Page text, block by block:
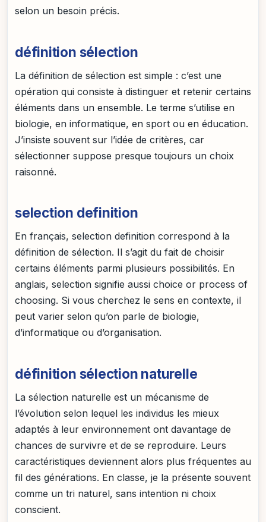
selon un besoin précis.
définition sélection
La définition de sélection est simple : c’est une
opération qui consiste à distinguer et retenir certains
éléments dans un ensemble. Le terme s’utilise en
biologie, en informatique, en sport ou en éducation.
J’insiste souvent sur l’idée de critères, car
sélectionner suppose presque toujours un choix
raisonné.
selection definition
En français, selection definition correspond à la
définition de sélection. Il s’agit du fait de choisir
certains éléments parmi plusieurs possibilités. En
anglais, selection signifie aussi choice or process of
choosing. Si vous cherchez le sens en contexte, il
peut varier selon qu’on parle de biologie,
d’informatique ou d’organisation.
définition sélection naturelle
La sélection naturelle est un mécanisme de
l’évolution selon lequel les individus les mieux
adaptés à leur environnement ont davantage de
chances de survivre et de se reproduire. Leurs
caractéristiques deviennent alors plus fréquentes au
fil des générations. En classe, je la présente souvent
comme un tri naturel, sans intention ni choix
conscient.